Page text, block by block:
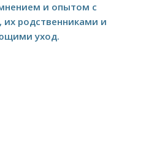
и опытом с
родственниками и
уход.